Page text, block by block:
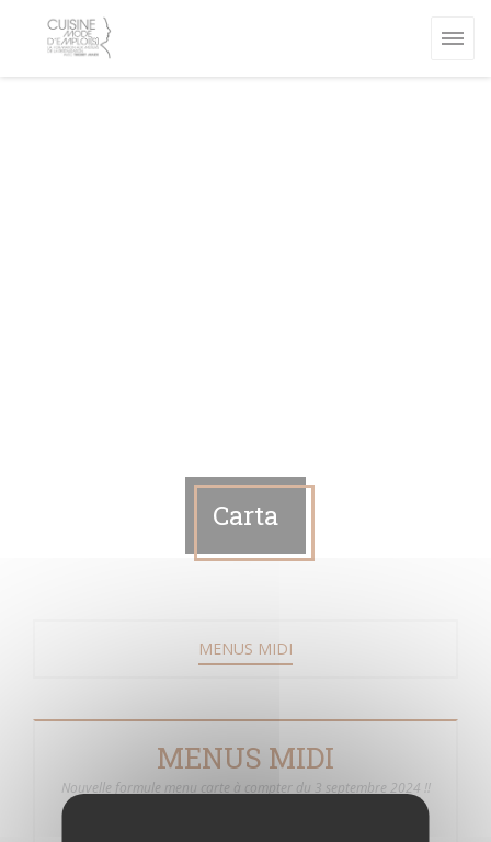
Carta
MENUS MIDI
MENUS MIDI
Nouvelle formule menu carte à compter du 3 septembre 2024 !!
Des entrées, plats et desserts qui changent tous les jours pour